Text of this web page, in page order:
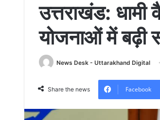
उत्तराखंड:
योजनाओं में बढ़ी
News Desk - Uttarakhand Digital
Share the news Facebook